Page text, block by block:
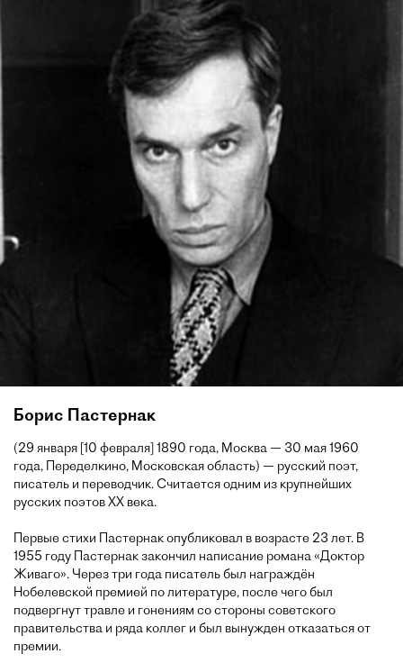
Борис Пастернак
(29 января [10 февраля] 1890 года, Москва — 30 мая 1960
года, Переделкино, Московская область) — русский поэт,
писатель и переводчик. Считается одним из крупнейших
русских поэтов XX века.
Первые стихи Пастернак опубликовал в возрасте 23 лет. В
1955 году Пастернак закончил написание романа «Доктор
Живаго». Через три года писатель был награждён
Нобелевской премией по литературе, после чего был
подвергнут травле и гонениям со стороны советского
правительства и ряда коллег и был вынужден отказаться от
премии.